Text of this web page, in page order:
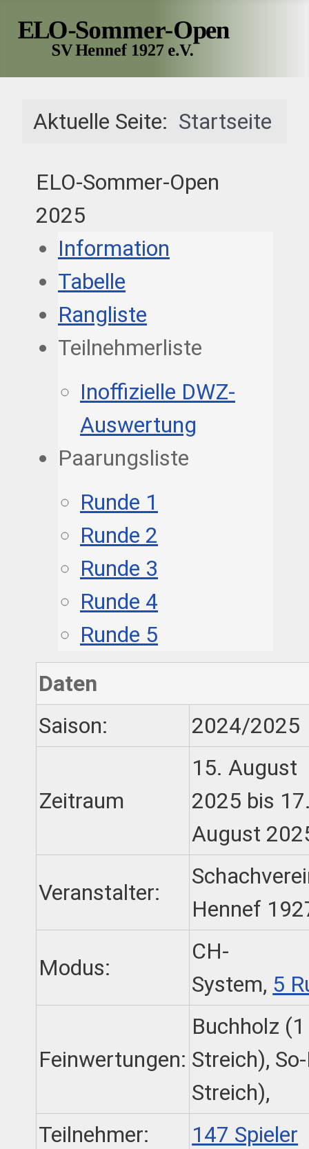
Aktuelle Seite: Startseite
ELO-Sommer-Open
2025
Information
Tabelle
Rangliste
Teilnehmerliste
Inoffizielle DWZ-
Auswertung
Paarungsliste
Runde 1
Runde 2
Runde 3
Runde 4
Runde 5
Daten
Saison:
2024/2025
Zeitraum
15. August
2025 bis
August
Veranstalter:
Hennef
Modus:
CH-
System, 5
Feinwertungen:
Buchholz (1
Streich),
Streich),
Teilnehmer:
147 Spieler